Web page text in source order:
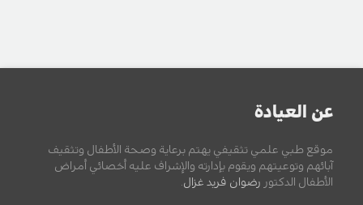
عن العيادة
موقع طبي علمي تثقيفي يهتم برعاية وصحة الأطفال وتثقيف
آبائهم وتوعيتهم ويقوم بإدارته والإشراف عليه أخصائي أمراض
الأطفال الدكتور رضوان فريد غزال.